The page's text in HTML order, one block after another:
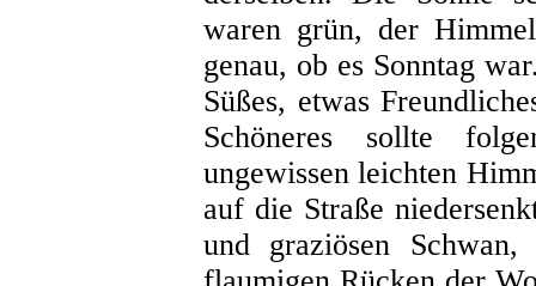
waren grün, der
genau, ob es Sonntag
Süßes, etwas
Schöneres sollte
ungewissen leichten
auf die Straße
und graziösen